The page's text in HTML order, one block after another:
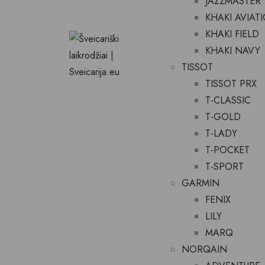
KHAKI
KHAKI FIELD
KHAKI NAVY
TISSOT
TISSOT PRX
T-CLASSIC
T-GOLD
T-LADY
T-POCKET
T-SPORT
GARMIN
FENIX
LILY
MARQ
NORQAIN